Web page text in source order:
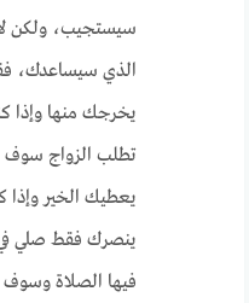
سيستجيب، ولكن
الذي سيساعدك،
يخرجك منها وإذا
تطلب الزواج
يعطيك الخير
ينصرك فقط صلي في
فيها الصلاة